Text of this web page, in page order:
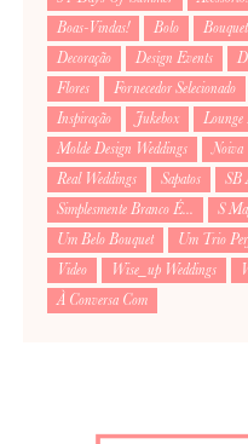
Boas-Vindas!
Bolo Bouquet
Decoração
Design Events
Flores
Fornecedor Selecionado
Inspiração
Jukebox Lounge
Molde Design Weddings
Noiva
Real Weddings
Sapatos SB
Simplesmente Branco É...
S
Um Belo Bouquet
Um Trio
Video
Wise_up Weddings
À Conversa Com